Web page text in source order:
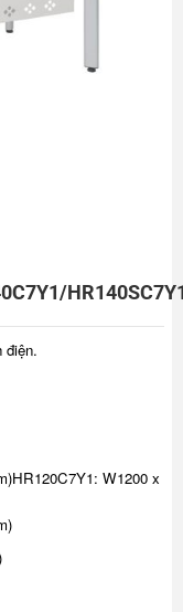
điện.
HR120C7Y1: W1200 x